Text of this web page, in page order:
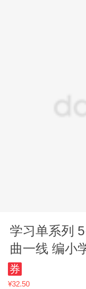
学习单系列
曲一线 编小
券
¥32.50